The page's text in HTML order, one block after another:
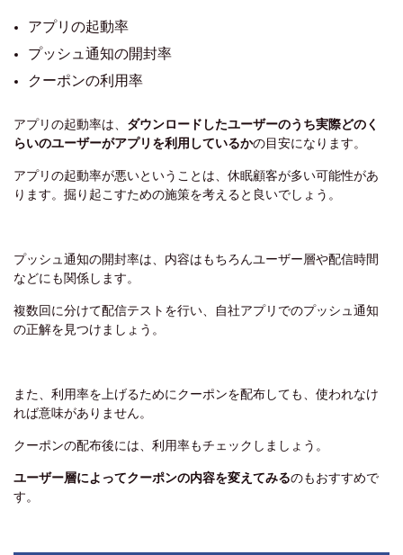
アプリの起動率
プッシュ通知の開封率
クーポンの利用率
アプリの起動率は、 ダウンロードしたユーザーのうち実際どのく
らいのユーザーがアプリを利用しているかの目安になります。
アプリの起動率が悪いということは、休眠顧客が多い可能性があ
ります。掘り起こすための施策を考えると良いでしょう。
プッシュ通知の開封率は、内容はもちろんユーザー層や配信時間
などにも関係します。
複数回に分けて配信テストを行い、自社アプリでのプッシュ通知
の正解を見つけましょう。
また、利用率を上げるためにクーポンを配布しても、使われなけ
れば意味がありません。
クーポンの配布後には、利用率もチェックしましょう。
ユーザー層によってクーポンの内容を変えてみるのもおすすめで
す。